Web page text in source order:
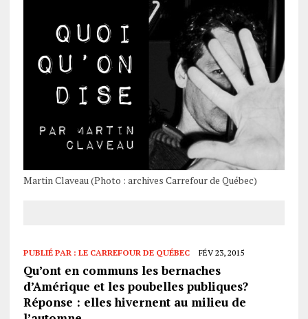
Martin Claveau (Photo : archives Carrefour de Québec)
PUBLIÉ PAR : LE CARREFOUR DE QUÉBEC FÉV 23, 2015
Qu’ont en communs les bernaches
d’Amérique et les poubelles publiques?
Réponse : elles hivernent au milieu de